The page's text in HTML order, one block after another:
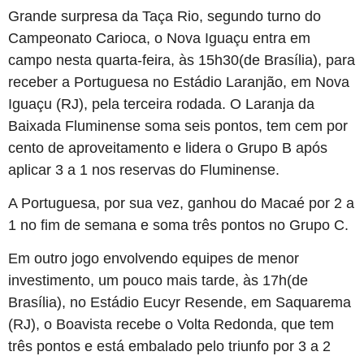
Grande surpresa da Taça Rio, segundo turno do
Campeonato Carioca, o Nova Iguaçu entra em
campo nesta quarta-feira, às 15h30(de Brasília), para
receber a Portuguesa no Estádio Laranjão, em Nova
Iguaçu (RJ), pela terceira rodada. O Laranja da
Baixada Fluminense soma seis pontos, tem cem por
cento de aproveitamento e lidera o Grupo B após
aplicar 3 a 1 nos reservas do Fluminense.
A Portuguesa, por sua vez, ganhou do Macaé por 2 a
1 no fim de semana e soma três pontos no Grupo C.
Em outro jogo envolvendo equipes de menor
investimento, um pouco mais tarde, às 17h(de
Brasília), no Estádio Eucyr Resende, em Saquarema
(RJ), o Boavista recebe o Volta Redonda, que tem
três pontos e está embalado pelo triunfo por 3 a 2